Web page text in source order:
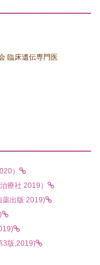
臨床遺伝専門医
）
療社 2019）
薬出版 2019)
3版,2019)